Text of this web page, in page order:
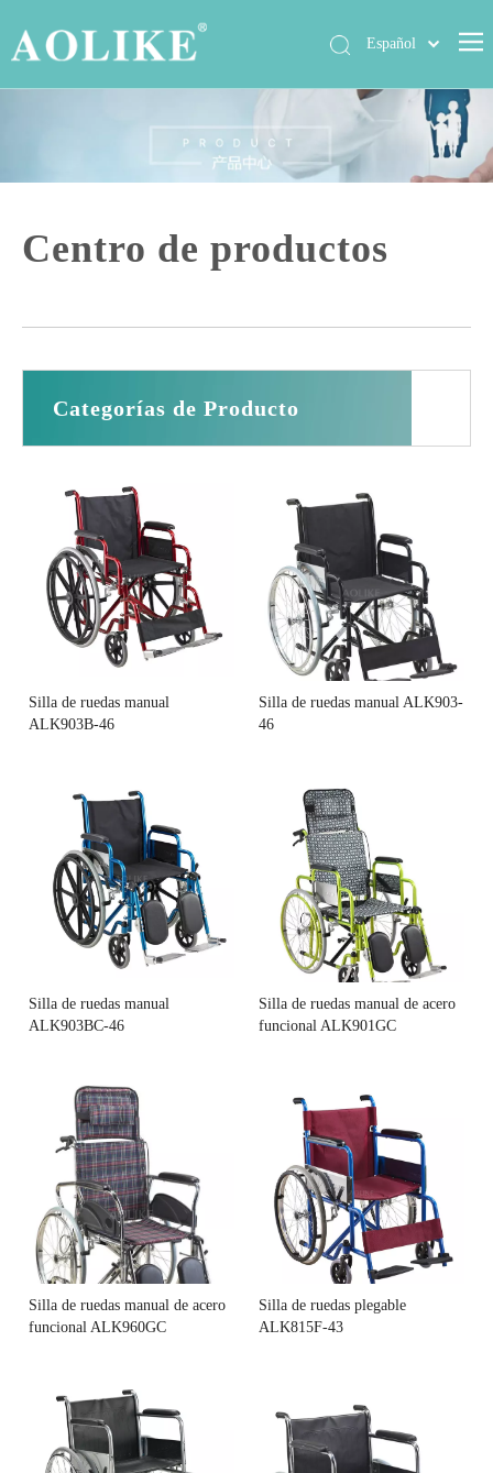
Español
简体中文
English
Centro de productos
Categorías de Producto
Silla de ruedas manual
ALK903B-46
Silla de ruedas manual ALK903-
46
Silla de ruedas manual
ALK903BC-46
Silla de ruedas manual de acero
funcional ALK901GC
Silla de ruedas manual de acero
funcional ALK960GC
Silla de ruedas plegable
ALK815F-43